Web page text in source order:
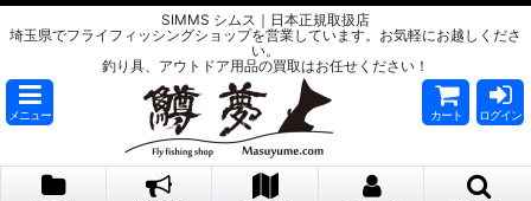
SIMMS シムス｜日本正規取扱店
埼玉県でフライフィッシングショップを営業しています。お気軽にお越しくださ
い。
釣り具、アウトドア用品の買取はお任せください！
メニュー カート ログイン